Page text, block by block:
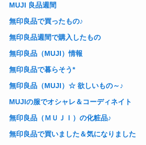
MUJI 良品週間
無印良品で買ったもの♪
無印良品週間で購入したもの
無印良品（MUJI）情報
無印良品で暮らそう*
無印良品（MUJI）☆ 欲しいもの～♪
MUJIの服でオシャレ＆コーディネイト
無印良品（ＭＵＪＩ）の化粧品♪
無印良品で買いました＆気になりました